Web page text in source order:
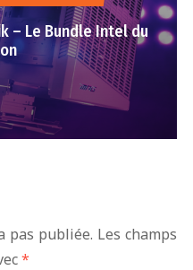
– Le Bundle Intel du
pas publiée. Les champs
*